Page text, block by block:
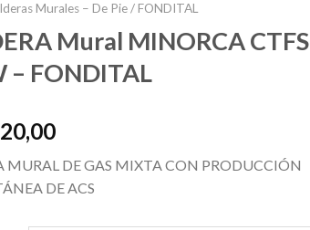
Murales – De Pie / FONDITAL
Mural MINORCA CTFS
– FONDITAL
MURAL DE GAS MIXTA CON PRODUCCIÓN
DE ACS